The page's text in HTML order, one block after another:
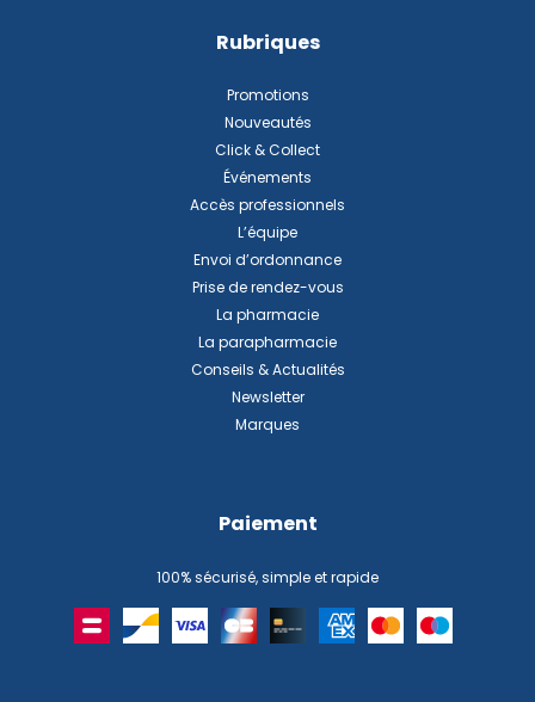
Rubriques
Promotions
Nouveautés
Click & Collect
Événements
Accès professionnels
L’équipe
Envoi d’ordonnance
Prise de rendez-vous
La pharmacie
La parapharmacie
Conseils & Actualités
Newsletter
Marques
Paiement
100% sécurisé, simple et rapide